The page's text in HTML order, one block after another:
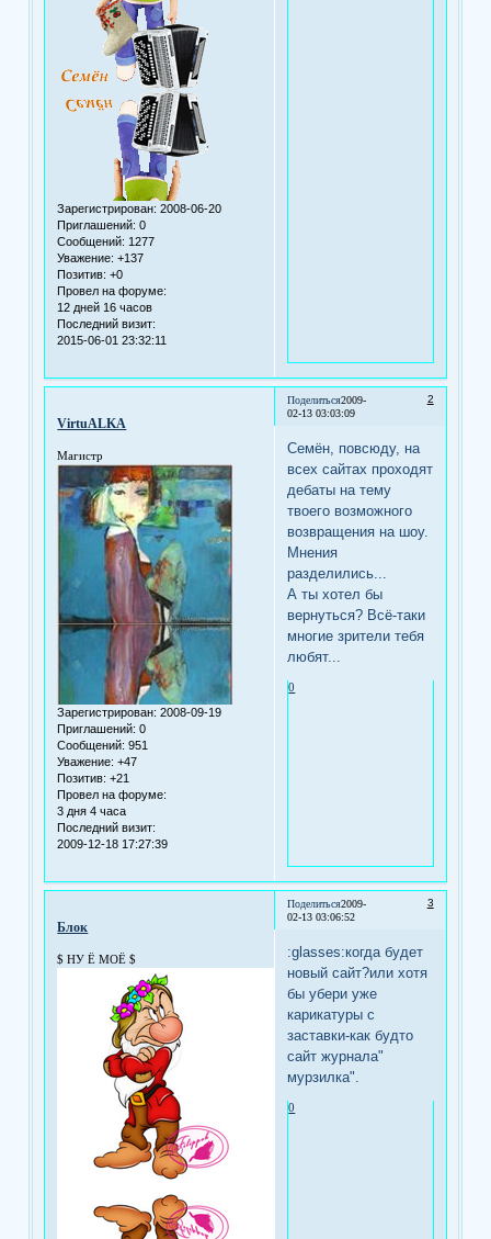
Зарегистрирован: 2008-06-20
Приглашений: 0
Сообщений: 1277
Уважение: +137
Позитив: +0
Провел на форуме:
12 дней 16 часов
Последний визит:
2015-06-01 23:32:11
Поделиться 2
2009-
02-13 03:03:09
VirtuALKA
Магистр
Зарегистрирован: 2008-09-19
Приглашений: 0
Сообщений: 951
Уважение: +47
Позитив: +21
Провел на форуме:
3 дня 4 часа
Последний визит:
2009-12-18 17:27:39
Семён, повсюду, на
всех сайтах проходят
дебаты на тему
твоего возможного
возвращения на шоу.
Мнения
разделились...
А ты хотел бы
вернуться? Всё-таки
многие зрители тебя
любят...
0
Поделиться 3
2009-
02-13 03:06:52
Блок
$ НУ Ё МОЁ $
:glasses:когда будет
новый сайт?или хотя
бы убери уже
карикатуры с
заставки-как будто
сайт журнала"
мурзилка".
0